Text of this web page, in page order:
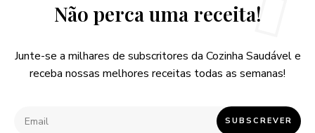
Não perca uma receita!
Junte-se a milhares de subscritores da Cozinha Saudável e
receba nossas melhores receitas todas as semanas!